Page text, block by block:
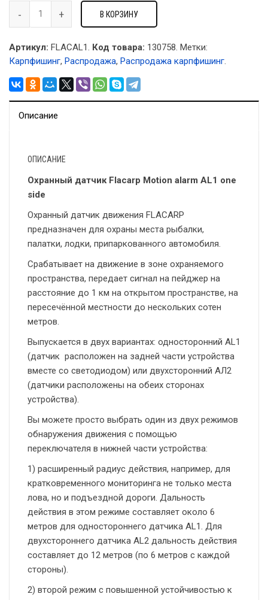
В КОРЗИНУ
Артикул: FLACAL1. Код товара: 130758. Метки:
Карпфишинг, Распродажа, Распродажа карпфишинг.
Описание
ОПИСАНИЕ
Охранный датчик Flacarp Motion alarm AL1 one
side
Охранный датчик движения FLACARP
предназначен для охраны места рыбалки,
палатки, лодки, припаркованного автомобиля.
Срабатывает на движение в зоне охраняемого
пространства, передает сигнал на пейджер на
расстояние до 1 км на открытом пространстве, на
пересечённой местности до нескольких сотен
метров.
Выпускается в двух вариантах: односторонний AL1
(датчик расположен на задней части устройства
вместе со светодиодом) или двухсторонний АЛ2
(датчики расположены на обеих сторонах
устройства).
Вы можете просто выбрать один из двух режимов
обнаружения движения с помощью
переключателя в нижней части устройства:
1) расширенный радиус действия, например, для
кратковременного мониторинга не только места
лова, но и подъездной дороги. Дальность
действия в этом режиме составляет около 6
метров для одностороннего датчика AL1. Для
двухстороннего датчика AL2 дальность действия
составляет до 12 метров (по 6 метров с каждой
стороны).
2) второй режим с повышенной устойчивостью к